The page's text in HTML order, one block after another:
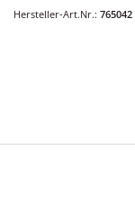
Hersteller-Art.Nr.: 765042